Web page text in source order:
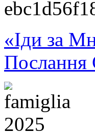
«Іди за
Послання